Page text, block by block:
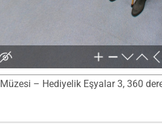
– Hediyelik Eşyalar 3, 360